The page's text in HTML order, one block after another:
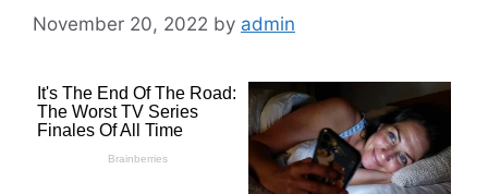
November 20, 2022 by admin